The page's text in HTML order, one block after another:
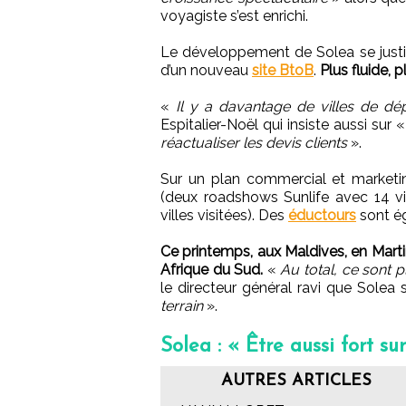
voyagiste s’est enrichi.
Le développement de Solea se
d’un nouveau site BtoB. Plus fluide,
« Il y a davantage de villes de
Espitalier-Noël qui insiste aussi sur
réactualiser les devis clients».
Sur un plan commercial et
(deux roadshows Sunlife avec 14
villes visitées). Des éductours sont
Ce printemps, aux Maldives, en
Afrique du Sud. « Au total, ce sont
le directeur général ravi que
terrain».
Solea : « Être aussi fort
AUTRES ARTICLES